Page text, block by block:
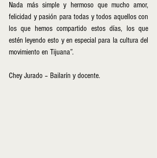
Nada más simple y hermoso que mucho amor,
felicidad y pasión para todas y todos aquellos con
los que hemos compartido estos días, los que
estén leyendo esto y en especial para la cultura del
movimiento en Tijuana”.
Chey Jurado – Bailarín y docente.